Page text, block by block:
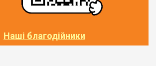
Наші благодійники